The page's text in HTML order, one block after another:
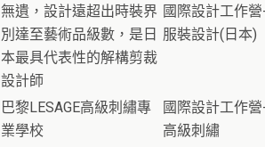
無遺，設計遠超出時裝界
別達至藝術品級數，是日
本最具代表性的解構剪裁
設計師
國際設計工作
服裝設計(日本)
巴黎LESAGE高級刺繡專
業學校
國際設計工作
高級刺繡